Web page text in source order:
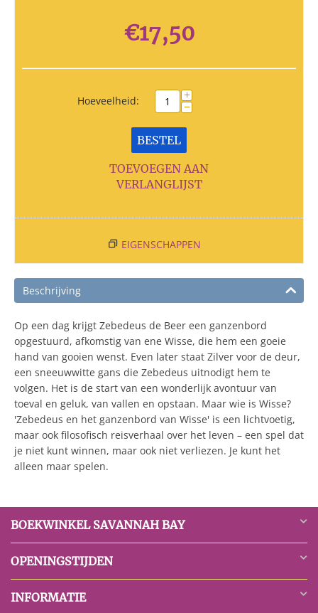
€17,50
Hoeveelheid: +
−
BESTEL
TOEVOEGEN AAN
VERLANGLIJST
EIGENSCHAPPEN
Beschrijving
Op een dag krijgt Zebedeus de Beer een ganzenbord
opgestuurd, afkomstig van ene Wisse, die hem een goeie
hand van gooien wenst. Even later staat Zilver voor de deur,
een sneeuwwitte gans die Zebedeus uitnodigt hem te
volgen. Het is de start van een wonderlijk avontuur van
toeval en geluk, van vallen en opstaan. Maar wie is Wisse?
'Zebedeus en het ganzenbord van Wisse' is een lichtvoetig,
maar ook filosofisch reisverhaal over het leven – een spel dat
je niet kunt winnen, maar ook niet verliezen. Je kunt het
alleen maar spelen.
BOEKWINKEL SAVANNAH BAY
OPENINGSTIJDEN
INFORMATIE